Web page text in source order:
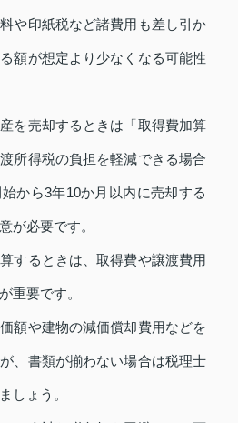
や印紙税など諸費用も差し引か
額が想定より少なくなる可能性
を売却するときは「取得費加算
所得税の負担を軽減できる場合
から3年10か月以内に売却する
が必要です。
するときは、取得費や譲渡費用
重要です。
額や建物の減価償却費用などを
、書類が揃わない場合は税理士
しょう。